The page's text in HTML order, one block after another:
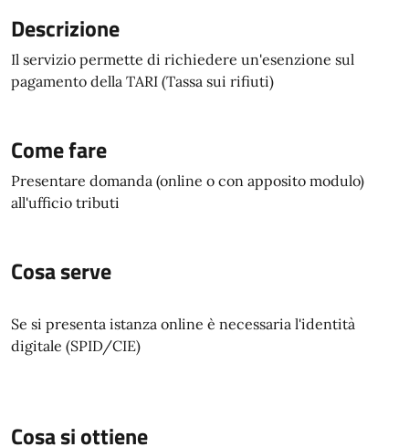
Descrizione
Il servizio permette di richiedere un'esenzione sul
pagamento della TARI (Tassa sui rifiuti)
Come fare
Presentare domanda (online o con apposito modulo)
all'ufficio tributi
Cosa serve
Se si presenta istanza online è necessaria l'identità
digitale (SPID/CIE)
Cosa si ottiene